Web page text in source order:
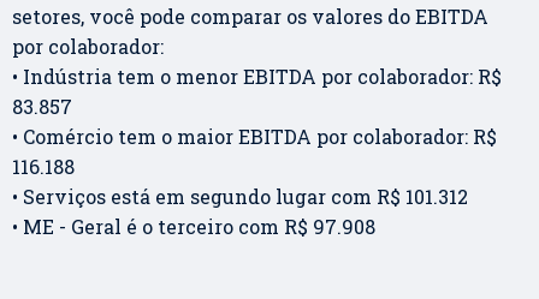
setores, você pode comparar os valores do EBITDA
por colaborador:
• Indústria tem o menor EBITDA por colaborador: R$
83.857
• Comércio tem o maior EBITDA por colaborador: R$
116.188
• Serviços está em segundo lugar com R$ 101.312
• ME - Geral é o terceiro com R$ 97.908